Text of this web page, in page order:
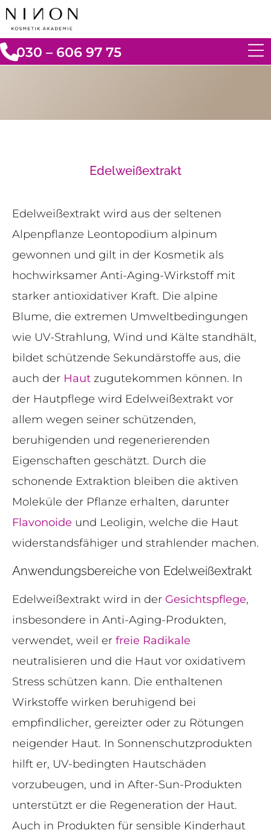
030 – 606 97 75
Edelweißextrakt
Edelweißextrakt wird aus der seltenen
Alpenpflanze Leontopodium alpinum
gewonnen und gilt in der Kosmetik als
hochwirksamer Anti-Aging-Wirkstoff mit
starker antioxidativer Kraft. Die alpine
Blume, die extremen Umweltbedingungen
wie UV-Strahlung, Wind und Kälte standhält,
bildet schützende Sekundärstoffe aus, die
auch der Haut zugutekommen können. In
der Hautpflege wird Edelweißextrakt vor
allem wegen seiner schützenden,
beruhigenden und regenerierenden
Eigenschaften geschätzt. Durch die
schonende Extraktion bleiben die aktiven
Moleküle der Pflanze erhalten, darunter
Flavonoide und Leoligin, welche die Haut
widerstandsfähiger und strahlender machen.
Anwendungsbereiche von Edelweißextrakt
Edelweißextrakt wird in der Gesichtspflege,
insbesondere in Anti-Aging-Produkten,
verwendet, weil er freie Radikale
neutralisieren und die Haut vor oxidativem
Stress schützen kann. Die enthaltenen
Wirkstoffe wirken beruhigend bei
empfindlicher, gereizter oder zu Rötungen
neigender Haut. In Sonnenschutzprodukten
hilft er, UV-bedingten Hautschäden
vorzubeugen, und in After-Sun-Produkten
unterstützt er die Regeneration der Haut.
Auch in Produkten für sensible Kinderhaut